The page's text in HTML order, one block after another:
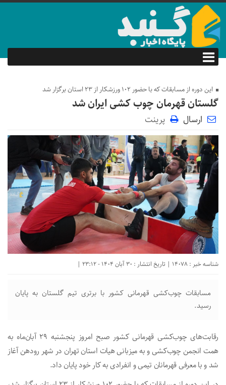
این دوره از مسابقات که با حضور ۱۰۲ ورزشکار از ۲۳ استان برگزار شد
گلستان قهرمان چوب کشی ایران شد
ارسال پرینت
شناسه خبر : 14078 | تاریخ انتشار : 30 آبان 1404 - 23:12 |
مسابقات چوب‌کشی قهرمانی کشور با برتری تیم گلستان به پایان
رسید.
رقابت‌های چوب‌کشی قهرمانی کشور صبح امروز پنجشنبه ۲۹ آبان‌ماه به
همت انجمن چوب‌کشی و به میزبانی هیات استان تهران در شهر رودهن آغاز
شد و با معرفی قهرمانان تیمی و انفرادی به کار خود پایان داد.